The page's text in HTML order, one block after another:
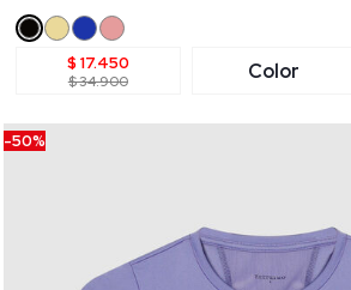
$ 17.450
$ 34.900 Color
-50%